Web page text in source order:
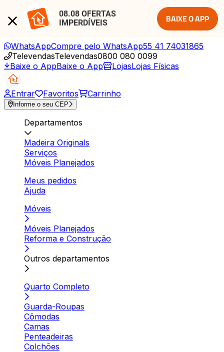
08.08 OFERTAS
IMPERDÍVEIS
BAIXE O APP
WhatsAppCompre pelo WhatsApp55 41 74031865
TelevendasTelevendas0800 080 0099
Baixe o AppBaixe o App LojasLojas Físicas
Entrar Favoritos Carrinho
Informe o seu CEP
Departamentos
Madeira Originals
Serviços
Móveis Planejados
Meus pedidos
Ajuda
Móveis
Móveis Planejados
Reforma e Construção
Outros departamentos
Quarto Completo
Guarda-Roupas
Cômodas
Camas
Penteadeiras
Colchões